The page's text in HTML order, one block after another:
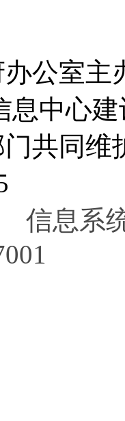
公室
息中心建
门共同
信息系